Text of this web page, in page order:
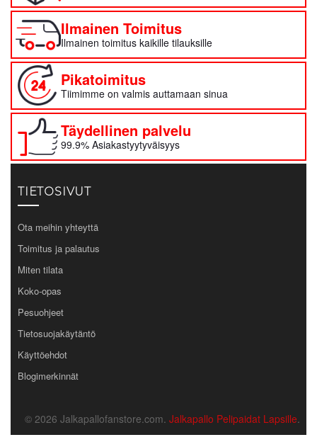
Ilmainen Toimitus
Ilmainen toimitus kaikille tilauksille
Pikatoimitus
Tiimimme on valmis auttamaan sinua
Täydellinen palvelu
99.9% Asiakastyytyväisyys
TIETOSIVUT
Ota meihin yhteyttä
Toimitus ja palautus
Miten tilata
Koko-opas
Pesuohjeet
Tietosuojakäytäntö
Käyttöehdot
Blogimerkinnät
© 2026 Jalkapallofanstore.com. Jalkapallo Pelipaidat Lapsille.